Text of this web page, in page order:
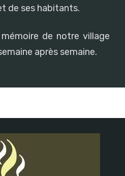
de ses habitants.
de notre village
après semaine.